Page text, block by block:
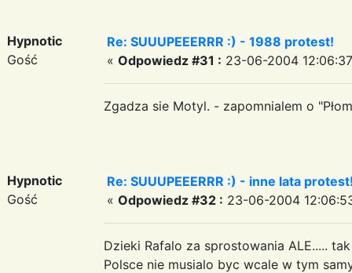
Hypnotic
Gość
Re: SUUUPEEERRR :) - 1988 protest!
« Odpowiedz #31 : 23-06-2004
Zgadza sie Motyl. - zapomnialem o
Hypnotic
Gość
Re: SUUUPEEERRR :) - inne lata
« Odpowiedz #32 : 23-06-2004
Dzieki Rafalo za sprostowania ALE.....
Polsce nie musialo byc wcale w tym